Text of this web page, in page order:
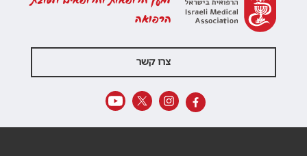
הרפואה
צרו קשר